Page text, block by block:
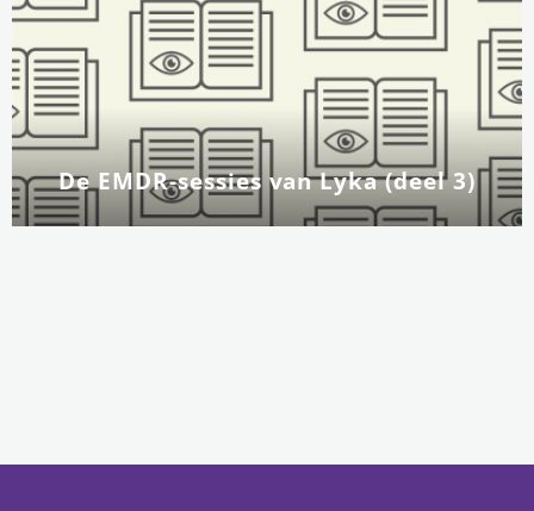
De EMDR-sessies van Lyka (deel 3)